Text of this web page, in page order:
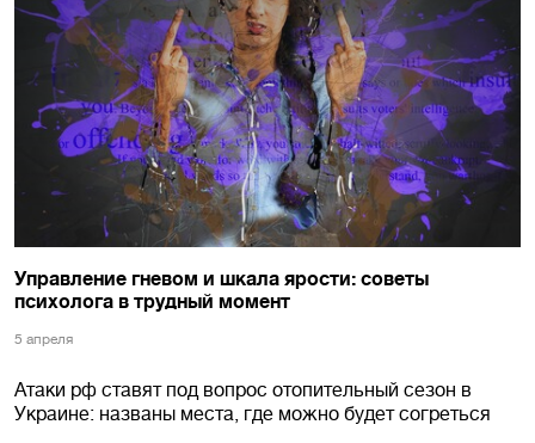
Управление гневом и шкала ярости: советы
психолога в трудный момент
5 апреля
Атаки рф ставят под вопрос отопительный сезон в
Украине: названы места, где можно будет согреться